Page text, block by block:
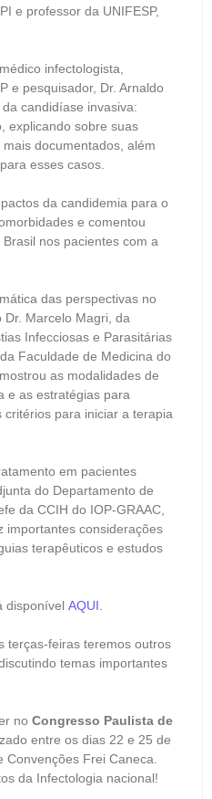
e professor da UNIFESP,
infectologista,
e pesquisador, Dr. Arnaldo
candidíase invasiva:
explicando sobre suas
documentados, além
esses casos.
da candidemia para o
e comentou
nos pacientes com a
das perspectivas no
Marcelo Magri, da
Infecciosas e Parasitárias
Faculdade de Medicina do
as modalidades de
e as estratégias para
para iniciar a terapia
em pacientes
do Departamento de
da CCIH do IOP-GRAAC,
importantes considerações
terapêuticos e estudos
disponível AQUI
terças-feiras teremos outros
temas importantes
no Congresso Paulista de
entre os dias 22 e 25 de
Frei Caneca.
da Infectologia nacional!